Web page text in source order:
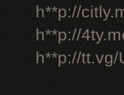
h**p://
h**p://
h**p://tt.vg/